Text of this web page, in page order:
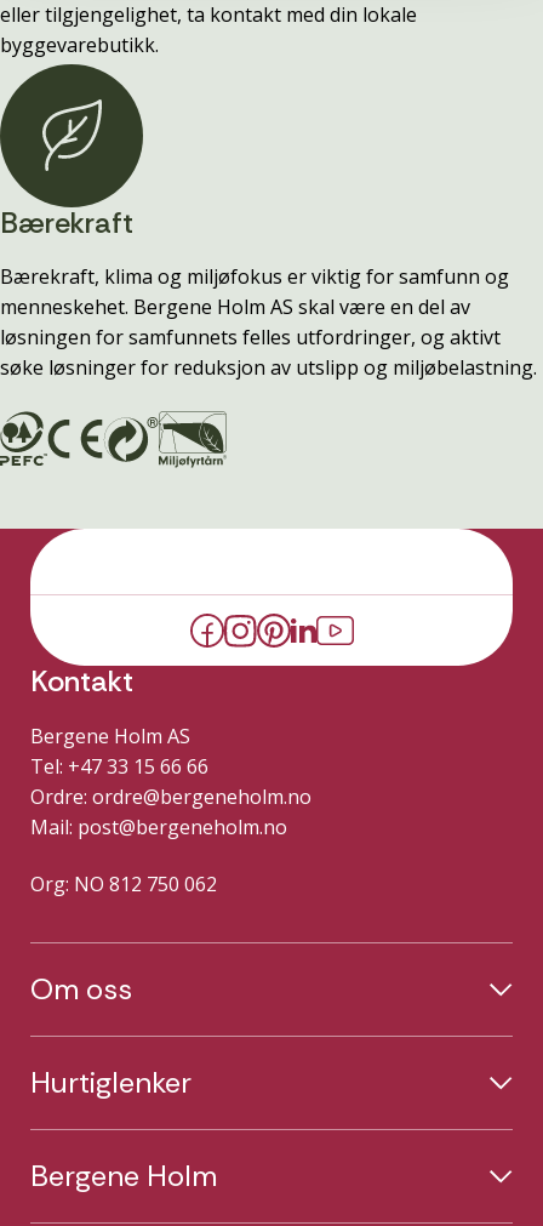
eller tilgjengelighet, ta kontakt med din lokale
byggevarebutikk.
Bærekraft
Bærekraft, klima og miljøfokus er viktig for samfunn og
menneskehet. Bergene Holm AS skal være en del av
løsningen for samfunnets felles utfordringer, og aktivt
søke løsninger for reduksjon av utslipp og miljøbelastning.
Kontakt
Bergene Holm AS
Tel: +47 33 15 66 66
Ordre: ordre@bergeneholm.no
Mail: post@bergeneholm.no
Org: NO 812 750 062
Om oss
Hurtiglenker
Bergene Holm